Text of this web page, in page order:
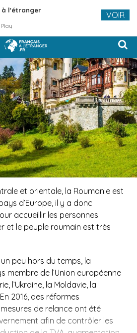
et orientale, la Roumanie est
d’Europe, il y a donc
accueillir les personnes
et le peuple roumain est très
peu hors du temps, la
membre de l’Union européenne
l’Ukraine, la Moldavie, la
2016, des réformes
de relance ont été
afin de contrôler les
à l'étranger VOIR